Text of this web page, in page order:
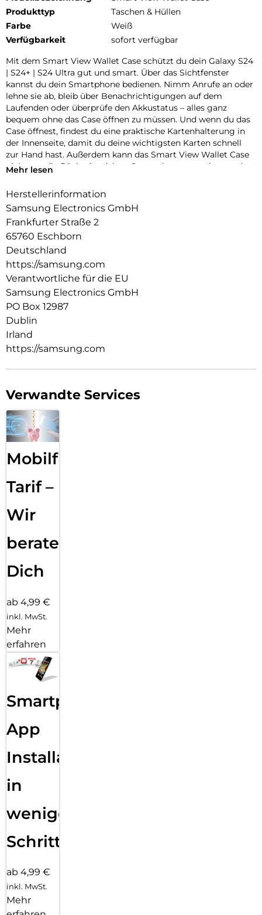
Produkttyp
Taschen & Hüllen
Farbe
Weiß
Verfügbarkeit
sofort verfügbar
Mit dem Smart View Wallet Case schützt du dein Galaxy S24
| S24+ | S24 Ultra gut und smart. Über das Sichtfenster
kannst du dein Smartphone bedienen. Nimm Anrufe an oder
lehne sie ab, bleib über Benachrichtigungen auf dem
Laufenden oder überprüfe den Akkustatus – alles ganz
bequem ohne das Case öffnen zu müssen. Und wenn du das
Case öffnest, findest du eine praktische Kartenhalterung in
der Innenseite, damit du deine wichtigsten Karten schnell
zur Hand hast. Außerdem kann das Smart View Wallet Case
nicht nur die Rückseite deines Smartphones, sondern auch
Mehr lesen
Herstellerinformation
Samsung Electronics GmbH
Frankfurter Straße 2
65760 Eschborn
Deutschland
https://samsung.com
Verantwortliche für die EU
Samsung Electronics GmbH
PO Box 12987
Dublin
Irland
https://samsung.com
Verwandte Services
Mobilfunk
Tarif –
Wir
beraten
Dich
ab 4,99 €
inkl. MwSt.
Mehr
erfahren
Smartphone
App
Installation
in
wenigen
Schritten
ab 4,99 €
inkl. MwSt.
Mehr